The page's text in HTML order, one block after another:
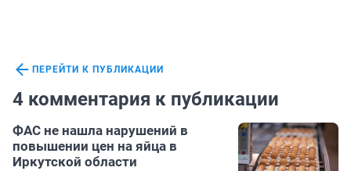
ПЕРЕЙТИ К ПУБЛИКАЦИИ
4 комментария к публикации
ФАС не нашла нарушений в
повышении цен на яйца в
Иркутской области